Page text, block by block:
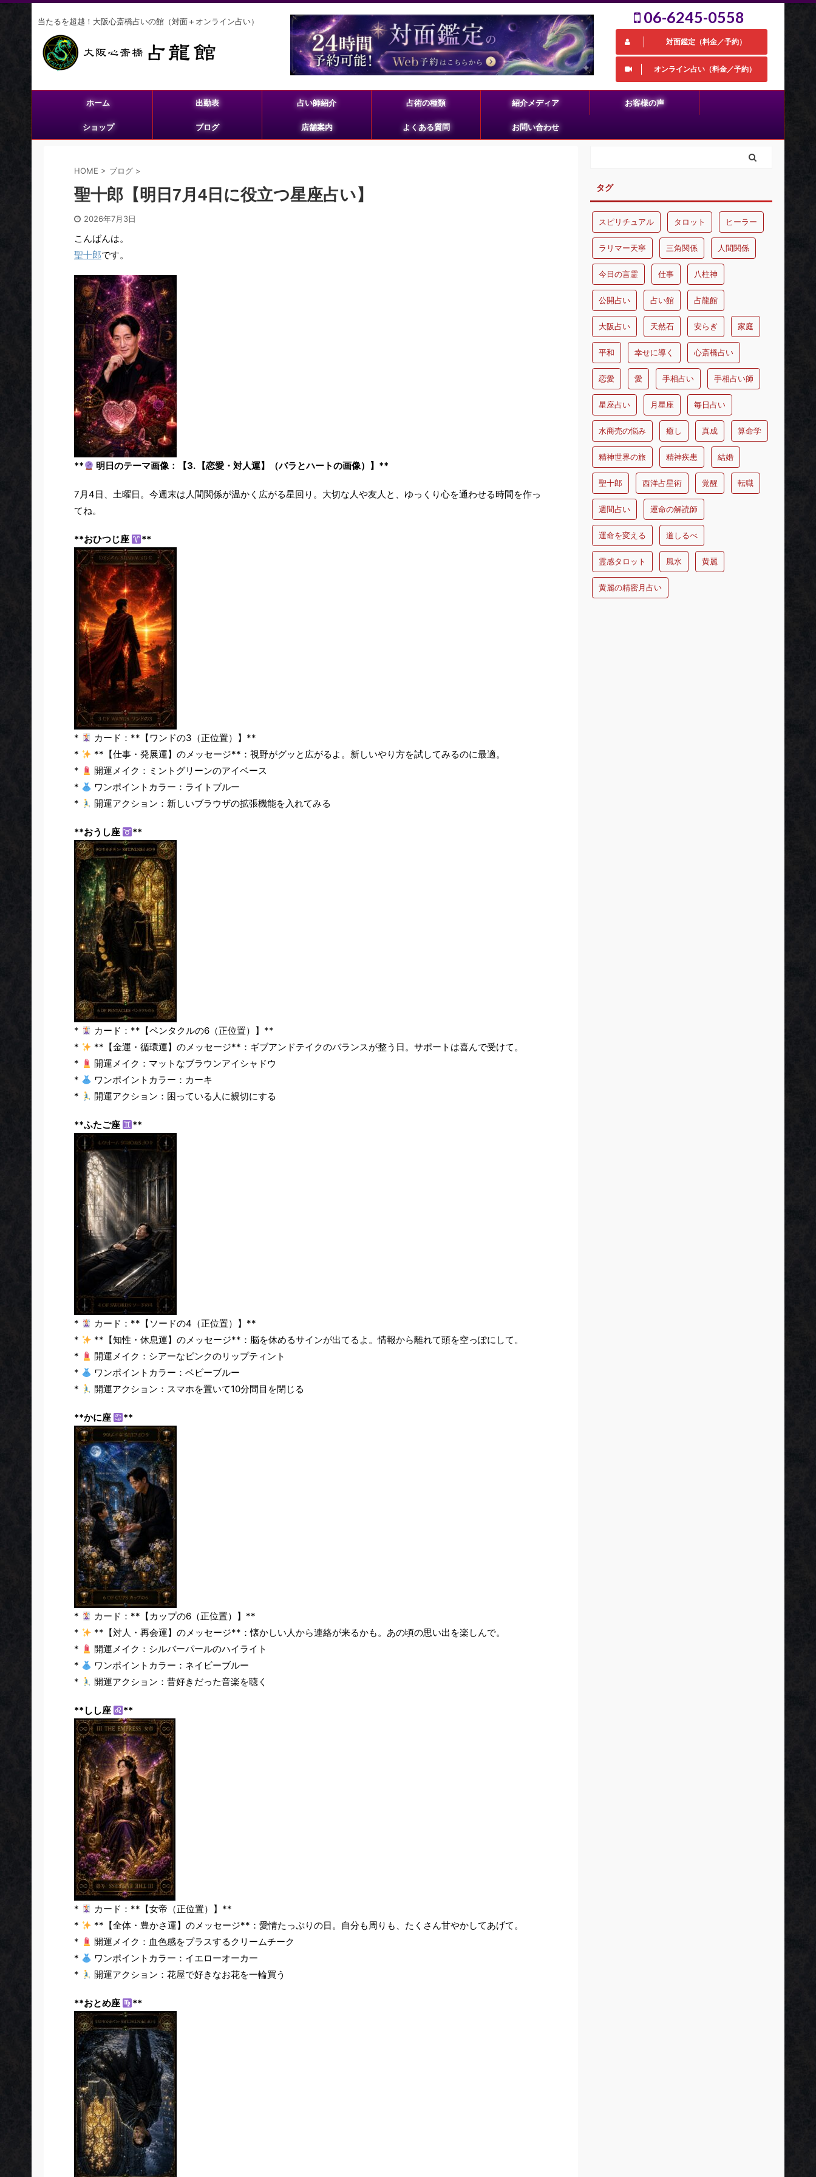
当たるを超越！大阪心斎橋占いの館（対面＋オンライン占い） 06-6245-0558
対面鑑定（料金／予約）
オンライン占い（料金／予約）
ホーム 出勤表 占い師紹介 占術の種類 紹介メディア お客様の声
ショップ ブログ 店舗案内 よくある質問 お問い合わせ
HOME > ブログ >
聖十郎【明日7月4日に役立つ星座占い】
2026年7月3日
こんばんは。
聖十郎です。
** 明日のテーマ画像：【3. 【恋愛・対人運】（バラとハートの画像）】**
7月4日、土曜日。今週末は人間関係が温かく広がる星回り。大切な人や友人と、ゆっくり心を通わせる時間を作っ
てね。
**おひつじ座 **
*
カード：**【ワンドの3（正位置）】**
*
**【仕事・発展運】のメッセージ**：視野がグッと広がるよ。新しいやり方を試してみるのに最適。
*
開運メイク：ミントグリーンのアイベース
*
ワンポイントカラー：ライトブルー
*
開運アクション：新しいブラウザの拡張機能を入れてみる
**おうし座 **
*
カード：**【ペンタクルの6（正位置）】**
*
**【金運・循環運】のメッセージ**：ギブアンドテイクのバランスが整う日。サポートは喜んで受けて。
*
開運メイク：マットなブラウンアイシャドウ
*
ワンポイントカラー：カーキ
*
開運アクション：困っている人に親切にする
**ふたご座 **
*
カード：**【ソードの4（正位置）】**
*
**【知性・休息運】のメッセージ**：脳を休めるサインが出てるよ。情報から離れて頭を空っぽにして。
*
開運メイク：シアーなピンクのリップティント
*
ワンポイントカラー：ベビーブルー
*
開運アクション：スマホを置いて10分間目を閉じる
**かに座 **
*
カード：**【カップの6（正位置）】**
*
**【対人・再会運】のメッセージ**：懐かしい人から連絡が来るかも。あの頃の思い出を楽しんで。
*
開運メイク：シルバーパールのハイライト
*
ワンポイントカラー：ネイビーブルー
*
開運アクション：昔好きだった音楽を聴く
**しし座 **
*
カード：**【女帝（正位置）】**
*
**【全体・豊かさ運】のメッセージ**：愛情たっぷりの日。自分も周りも、たくさん甘やかしてあげて。
*
開運メイク：血色感をプラスするクリームチーク
*
ワンポイントカラー：イエローオーカー
*
開運アクション：花屋で好きなお花を一輪買う
**おとめ座 **
タグ
スピリチュアル タロット ヒーラー
ラリマー天寧 三角関係 人間関係
今日の言霊 仕事 八柱神
公開占い 占い館 占龍館
大阪占い 天然石 安らぎ 家庭
平和 幸せに導く 心斎橋占い
恋愛 愛 手相占い 手相占い師
星座占い 月星座 毎日占い
水商売の悩み 癒し 真成 算命学
精神世界の旅 精神疾患 結婚
聖十郎 西洋占星術 覚醒 転職
週間占い 運命の解読師
運命を変える 道しるべ
霊感タロット 風水 黄麗
黄麗の精密月占い